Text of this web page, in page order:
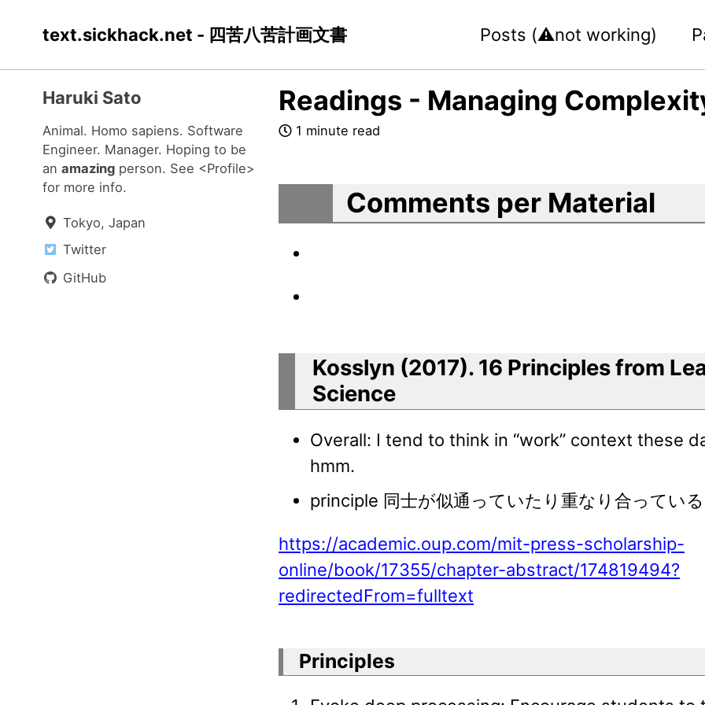
primary
navigation
content
footer
text.sickhack.net - 四苦八苦計画文書 Posts (⚠️not working)
Haruki Sato
Animal. Homo sapiens. Software
Engineer. Manager. Hoping to be
an amazing person. See <Profile>
for more info.
Tokyo, Japan
Twitter
GitHub
Readings - Managing
1 minute read
Comments per Material
Kosslyn (2017). 16 Principles from
Science
Overall: I tend to think in “work” context these
hmm.
principle 同士が似通っていたり重なり合っている
https://academic.oup.com/mit-press-scholarship-
online/book/17355/chapter-abstract/174819494?
redirectedFrom=fulltext
Principles